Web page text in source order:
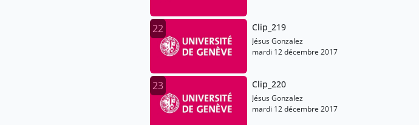
22 Clip_219
Jésus Gonzalez
mardi 12 décembre 2017
23 Clip_220
Jésus Gonzalez
mardi 12 décembre 2017